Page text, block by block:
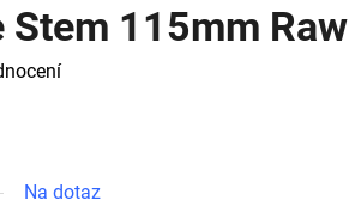
115mm Raw
Na dotaz